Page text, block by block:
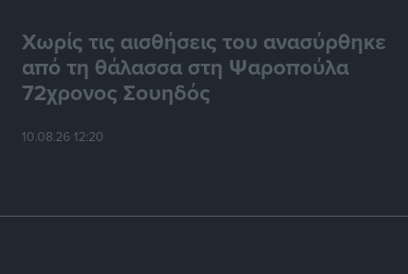
Χωρίς τις αισθήσεις του ανασύρθηκε
από τη θάλασσα στη Ψαροπούλα
72χρονος Σουηδός
10.08.26 12:20